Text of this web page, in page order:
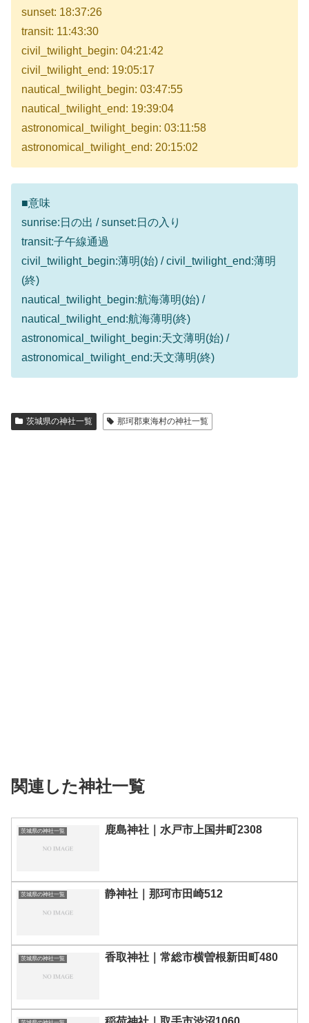
sunset: 18:37:26
transit: 11:43:30
civil_twilight_begin: 04:21:42
civil_twilight_end: 19:05:17
nautical_twilight_begin: 03:47:55
nautical_twilight_end: 19:39:04
astronomical_twilight_begin: 03:11:58
astronomical_twilight_end: 20:15:02
■意味
sunrise:日の出 / sunset:日の入り
transit:子午線通過
civil_twilight_begin:薄明(始) / civil_twilight_end:薄明
(終)
nautical_twilight_begin:航海薄明(始) /
nautical_twilight_end:航海薄明(終)
astronomical_twilight_begin:天文薄明(始) /
astronomical_twilight_end:天文薄明(終)
茨城県の神社一覧 那珂郡東海村の神社一覧
関連した神社一覧
茨城県の神社一覧 鹿島神社｜水戸市上国井町2308
茨城県の神社一覧 静神社｜那珂市田崎512
茨城県の神社一覧 香取神社｜常総市横曽根新田町480